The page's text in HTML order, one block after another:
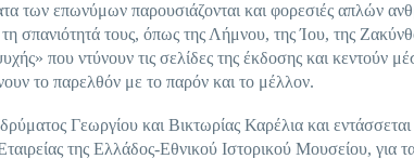
των επωνύμων παρουσιάζονται και φορεσιές απλών
σπανιότητά τους, όπως της Λήμνου, της Ίου, της
που ντύνουν τις σελίδες της έκδοσης και κεντούν
το παρελθόν με το παρόν και το μέλλον.
Γεωργίου και Βικτωρίας Καρέλια και εντάσσεται
της Ελλάδος-Εθνικού Ιστορικού Μουσείου, για